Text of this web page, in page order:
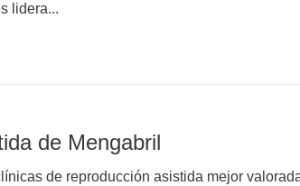
lidera...
de Mengabril
de reproducción asistida mejor